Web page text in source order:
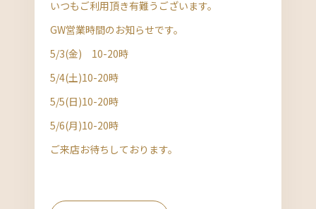
いつもご利用頂き有難うございます。
GW営業時間のお知らせです。
5/3(金) 10-20時
5/4(土)10-20時
5/5(日)10-20時
5/6(月)10-20時
ご来店お待ちしております。